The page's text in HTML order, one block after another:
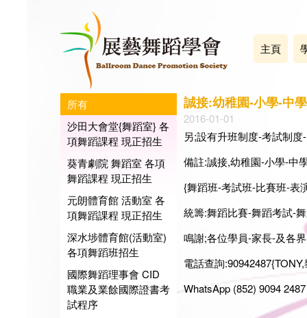
主頁
所有
沙田大會堂{舞蹈室} 各
項舞蹈課程 現正招生
葵青劇院 舞蹈室 各項
舞蹈課程 現正招生
元朗體育館 活動室 各
項舞蹈課程 現正招生
深水埗體育館(活動室)
各項舞蹈班招生
國際舞蹈理事會 CID
職業及業餘國際證書考
試程序
誠接:幼稚園-小學-中
2016-01-01
另;設有升班制度-考試制
備註:誠接,幼稚園-小學-中
{舞蹈班-考試班-比賽班-表
統籌:舞蹈比賽-舞蹈考試-
鳴謝;各位學員-家長-及各
電話查詢
WhatsApp (852) 9094